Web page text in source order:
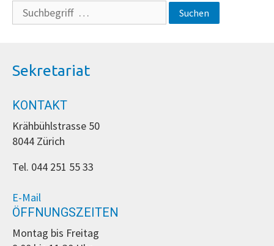
Suche
nach:
Sekretariat
KONTAKT
Krähbühlstrasse 50
8044 Zürich
Tel. 044 251 55 33
E-Mail
ÖFFNUNGSZEITEN
Montag bis Freitag